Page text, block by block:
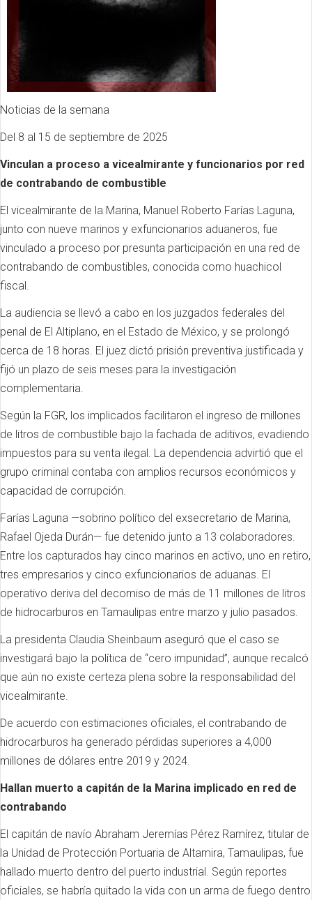
Noticias de la semana
Del 8 al 15 de septiembre de 2025
Vinculan a proceso a vicealmirante y funcionarios por red
de contrabando de combustible
El vicealmirante de la Marina, Manuel Roberto Farías Laguna,
junto con nueve marinos y exfuncionarios aduaneros, fue
vinculado a proceso por presunta participación en una red de
contrabando de combustibles, conocida como huachicol
fiscal.
La audiencia se llevó a cabo en los juzgados federales del
penal de El Altiplano, en el Estado de México, y se prolongó
cerca de 18 horas. El juez dictó prisión preventiva justificada y
fijó un plazo de seis meses para la investigación
complementaria.
Según la FGR, los implicados facilitaron el ingreso de millones
de litros de combustible bajo la fachada de aditivos, evadiendo
impuestos para su venta ilegal. La dependencia advirtió que el
grupo criminal contaba con amplios recursos económicos y
capacidad de corrupción.
Farías Laguna —sobrino político del exsecretario de Marina,
Rafael Ojeda Durán— fue detenido junto a 13 colaboradores.
Entre los capturados hay cinco marinos en activo, uno en retiro,
tres empresarios y cinco exfuncionarios de aduanas. El
operativo deriva del decomiso de más de 11 millones de litros
de hidrocarburos en Tamaulipas entre marzo y julio pasados.
La presidenta Claudia Sheinbaum aseguró que el caso se
investigará bajo la política de “cero impunidad”, aunque recalcó
que aún no existe certeza plena sobre la responsabilidad del
vicealmirante.
De acuerdo con estimaciones oficiales, el contrabando de
hidrocarburos ha generado pérdidas superiores a 4,000
millones de dólares entre 2019 y 2024.
Hallan muerto a capitán de la Marina implicado en red de
contrabando
El capitán de navío Abraham Jeremías Pérez Ramírez, titular de
la Unidad de Protección Portuaria de Altamira, Tamaulipas, fue
hallado muerto dentro del puerto industrial. Según reportes
oficiales, se habría quitado la vida con un arma de fuego dentro